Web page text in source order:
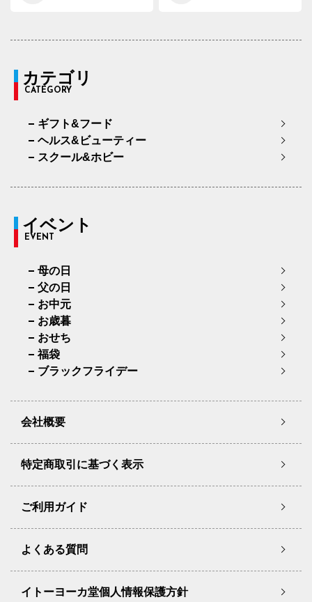
カテゴリ
CATEGORY
ギフト&フード
ヘルス&ビューティー
スクール&ホビー
イベント
EVENT
母の日
父の日
お中元
お歳暮
おせち
福袋
ブラックフライデー
会社概要
特定商取引に基づく表示
ご利用ガイド
よくある質問
イトーヨーカ堂個人情報保護方針